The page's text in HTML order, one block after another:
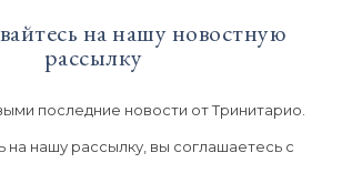
на нашу новостную
рассылку
последние новости от Тринитарио.
на нашу рассылку, вы соглашаетесь с